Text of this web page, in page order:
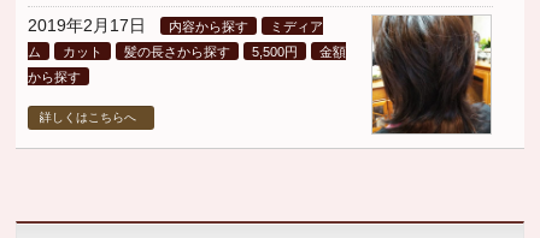
2019年2月17日 内容から探す
ミディア
ム
カット 髪の長さから探す 5,500円
金額
から探す
詳しくはこちらへ